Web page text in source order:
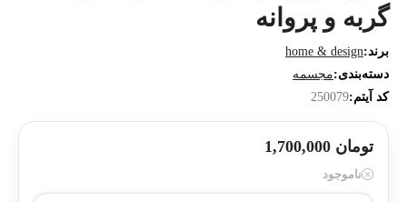
گربه و پروانه
برند:home & design
دسته‌بندی:مجسمه
کد آیتم:250079
تومان 1,700,000
ناموجود